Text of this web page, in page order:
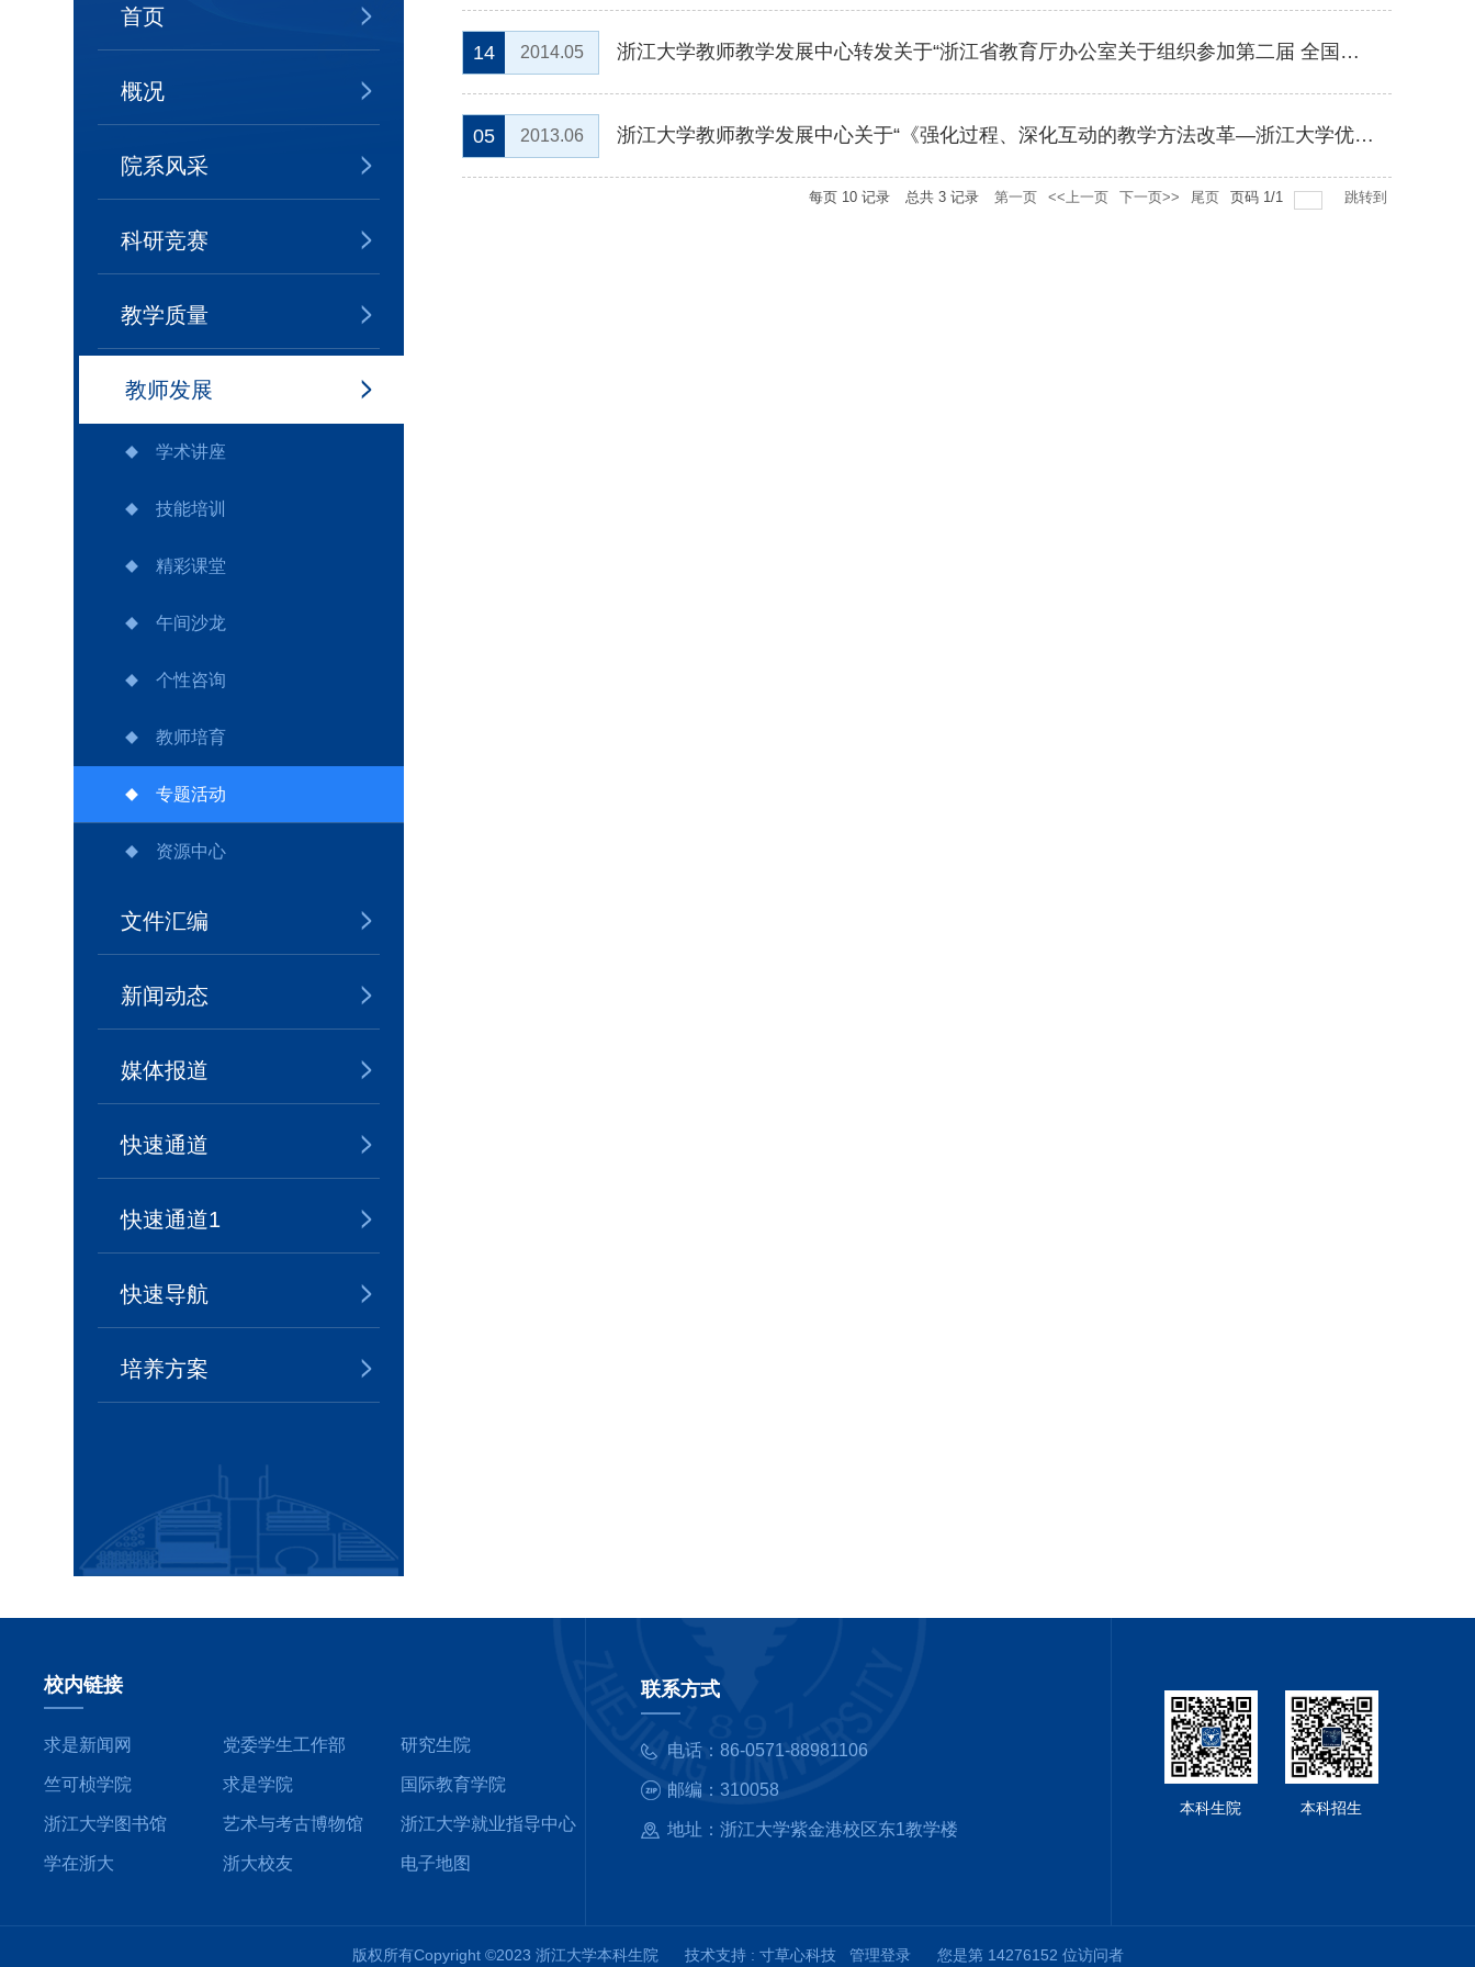
首页
概况
院系风采
科研竞赛
教学质量
教师发展
学术讲座
技能培训
精彩课堂
午间沙龙
个性咨询
教师培育
专题活动
资源中心
文件汇编
新闻动态
媒体报道
快速通道
快速通道1
快速导航
培养方案
14 2014.05 浙江大学教师教学发展中心转发关于“浙江省教育厅办公室关于组织参加第二届 全国高校微课教学比赛的通知”
05 2013.06 浙江大学教师教学发展中心关于“《强化过程、深化互动的教学方法改革―浙江大学优秀案例》首发式”的通知
每页 10记录 总共 3记录 第一页 <<上一页 下一页>> 尾页 页码 1 /1 跳转到
校内链接
求是新闻网 党委学生工作部 研究生院
竺可桢学院 求是学院 国际教育学院
浙江大学图书馆 艺术与考古博物馆 浙江大学就业指导中心
学在浙大 浙大校友 电子地图
联系方式
电话：86-0571-88981106
邮编：310058
地址：浙江大学紫金港校区东1教学楼
本科生院 本科招生
版权所有Copyright ©2023 浙江大学本科生院 技术支持 : 寸草心科技 管理登录 您是第 14276152 位访问者